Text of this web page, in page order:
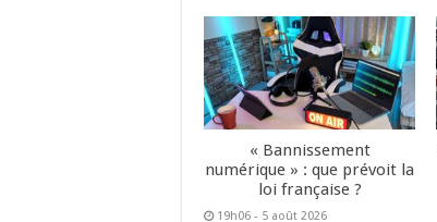
« Bannissement
numérique » : que prévoit la
loi française ?
19h06 - 5 août 2026